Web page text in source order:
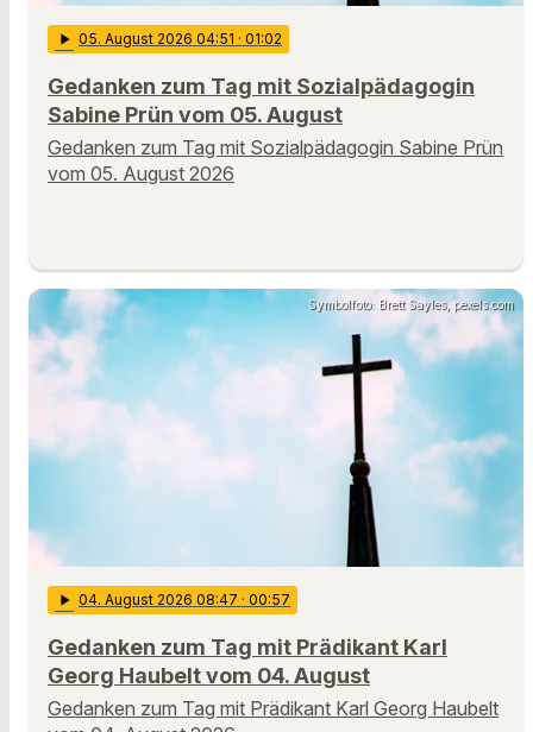
play_arrow 05. August 2026 04:51 · 01:02
Gedanken zum Tag mit Sozialpädagogin
Sabine Prün vom 05. August
Gedanken zum Tag mit Sozialpädagogin Sabine Prün
vom 05. August 2026
Symbolfoto: Brett Sayles, pexels.com
play_arrow 04. August 2026 08:47 · 00:57
Gedanken zum Tag mit Prädikant Karl
Georg Haubelt vom 04. August
Gedanken zum Tag mit Prädikant Karl Georg Haubelt